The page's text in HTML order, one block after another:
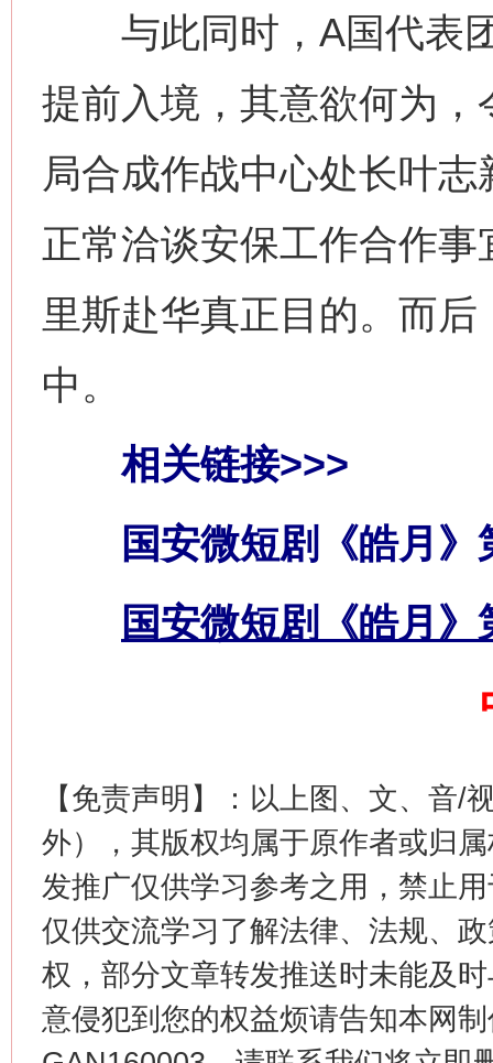
与此同时，A国代表团
提前入境，其意欲何为
局合成作战中心处长叶
正常洽谈安保工作合作
里斯赴华真正目的。而
中。
相关链接>>>
国安微短剧《皓月》
国安微短剧《皓月》
【免责声明】：以上图、文、音/
外），其版权均属于原作者或归
发推广仅供学习参考之用，禁止
仅供交流学习了解法律、法规、
权，部分文章转发推送时未能及
意侵犯到您的权益烦请告知本网
网上购药对药下症？
今